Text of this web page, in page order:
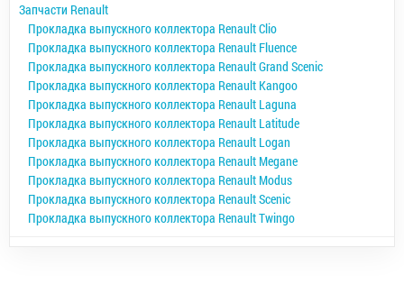
Запчасти Renault
Прокладка выпускного коллектора Renault Clio
Прокладка выпускного коллектора Renault Fluence
Прокладка выпускного коллектора Renault Grand Scenic
Прокладка выпускного коллектора Renault Kangoo
Прокладка выпускного коллектора Renault Laguna
Прокладка выпускного коллектора Renault Latitude
Прокладка выпускного коллектора Renault Logan
Прокладка выпускного коллектора Renault Megane
Прокладка выпускного коллектора Renault Modus
Прокладка выпускного коллектора Renault Scenic
Прокладка выпускного коллектора Renault Twingo